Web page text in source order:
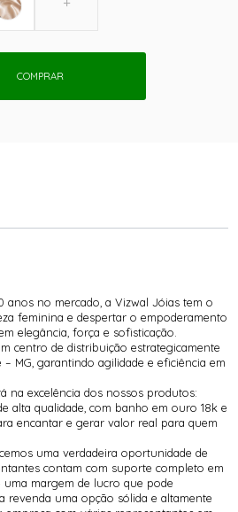
COMPRAR
anos no mercado, a Vizwal Jóias tem o
feminina e despertar o empoderamento
elegância, força e sofisticação.
centro de distribuição estrategicamente
MG, garantindo agilidade e eficiência em
na excelência dos nossos produtos:
alta qualidade, com banho em ouro 18k e
encantar e gerar valor real para quem
uma verdadeira oportunidade de
contam com suporte completo em
uma margem de lucro que pode
revenda uma opção sólida e altamente